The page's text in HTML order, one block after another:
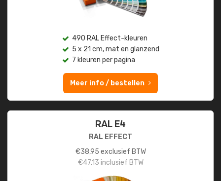
490 RAL Effect-kleuren
5 x 21 cm, mat en glanzend
7 kleuren per pagina
Meer info / bestellen
RAL E4
RAL EFFECT
€38,95 exclusief BTW
€47,13 inclusief BTW